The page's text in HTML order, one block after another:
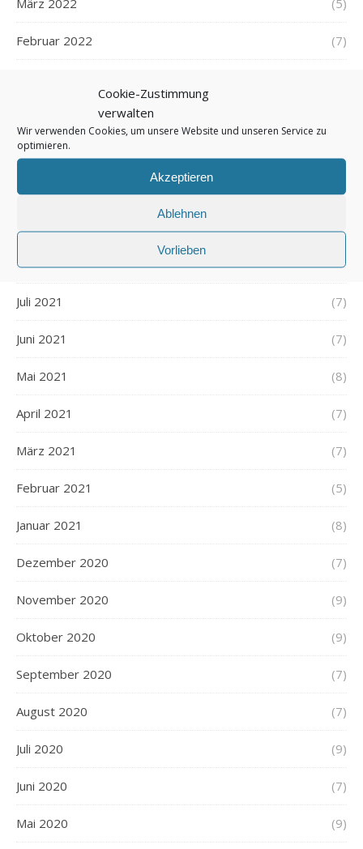
Cookie-Zustimmung
verwalten
Wir verwenden Cookies, um unsere Website und unseren Service zu
optimieren.
Akzeptieren
Ablehnen
Vorlieben
März 2022 (5)
Februar 2022 (7)
Dezember 2021
November 2021
Oktober 2021 (6)
September 2021 (7)
August 2021 (7)
Juli 2021 (7)
Juni 2021 (7)
Mai 2021 (8)
April 2021 (7)
März 2021 (7)
Februar 2021 (5)
Januar 2021 (8)
Dezember 2020 (7)
November 2020 (9)
Oktober 2020 (9)
September 2020 (7)
August 2020 (7)
Juli 2020 (9)
Juni 2020 (7)
Mai 2020 (9)